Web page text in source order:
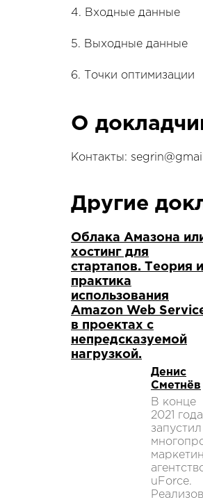
4. Входные данные
5. Выходные данные
6. Точки оптимизации
О
Контакты:
Другие
Облака Амазона
хостинг для
стартапов. Теория и
практика
использования
Amazon Web
в проектах с
непредсказуемой
нагрузкой.
Денис
Сметнёв
В конце
2021 года
запустил
uForce.